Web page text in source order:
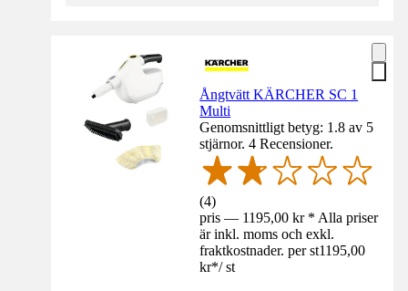
Ångtvätt KÄRCHER SC 1
Multi
Genomsnittligt betyg: 1.8 av 5
stjärnor. 4 Recensioner.
(4)
pris — 1195,00 kr * Alla priser
är inkl. moms och exkl.
fraktkostnader. per st1195,00
kr*/ st